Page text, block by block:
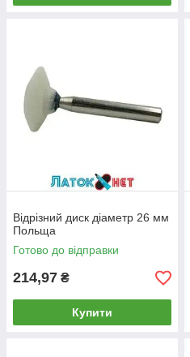
Відрізний диск діаметр 26 мм
Польща
Готово до відправки
214,97 ₴
Купити